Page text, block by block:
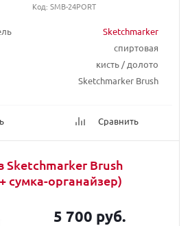
Sketchmarker
спиртовая
кисть / долото
Sketchmarker Brush
Сравнить
Код: SMB-24PORT
Sketchmarker Brush
сумка-органайзер)
5 700 руб.